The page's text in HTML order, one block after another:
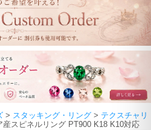
> スタッキング・リング > テクスチャリ
スピネルリング PT900 K18 K10対応